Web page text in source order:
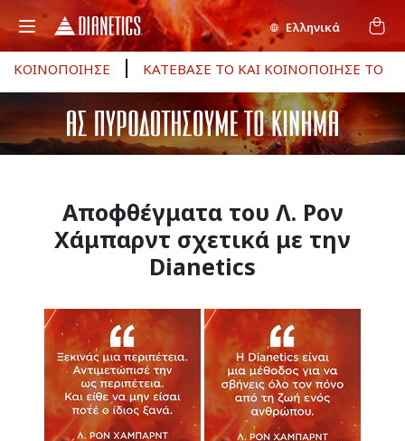
Ελληνικά
ΚΟΙΝΟΠΟΙΗΣΕ ΚΑΤΕΒΑΣΕ ΤΟ ΚΑΙ ΚΟΙΝΟΠΟΙΗΣΕ ΤΟ
Αποφθέγματα του Λ. Ρον
Χάμπαρντ σχετικά με την
Dianetics